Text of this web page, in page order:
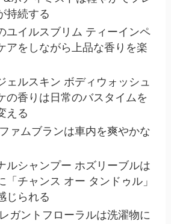
持続する
ユイルスブリム ティーインペ
アをしながら上品な香りを楽
ェルスキン ボディウォッシュ
の香りは日常のバスタイムを
える
ァムブランは車内を爽やかな
ルシャンプー ホズリーブルは
「チャンス オー タンドゥル」
じられる
ガントフローラルは洗濯物に